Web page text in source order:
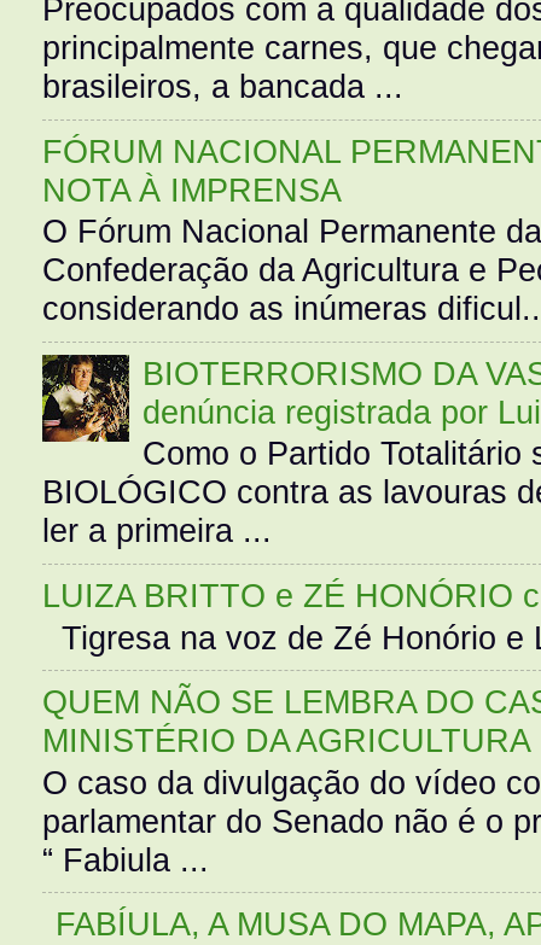
Preocupados com a qualidade
principalmente carnes, que
brasileiros, a bancada ...
FÓRUM NACIONAL
NOTA À IMPRENSA
O Fórum Nacional Permanente
Confederação da Agricultura e
considerando as inúmeras
BIOTERRORISMO DA
denúncia registrada por
Como o Partido Totalitário
BIOLÓGICO contra as lavouras
ler a primeira ...
LUIZA BRITTO e ZÉ HONÓRIO
Tigresa na voz de Zé Honório
QUEM NÃO SE LEMBRA DO
MINISTÉRIO DA AGRICULTURA
O caso da divulgação do vídeo
parlamentar do Senado não é o
“ Fabiula ...
FABÍULA, A MUSA DO MAPA,